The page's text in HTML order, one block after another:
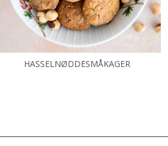
HASSELNØDDESMÅKAGER